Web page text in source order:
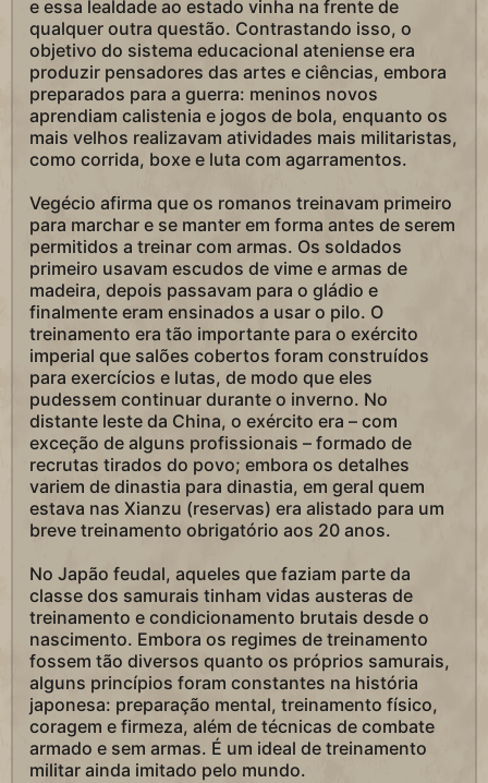
e essa lealdade ao estado vinha na frente de
qualquer outra questão. Contrastando isso, o
objetivo do sistema educacional ateniense era
produzir pensadores das artes e ciências, embora
preparados para a guerra: meninos novos
aprendiam calistenia e jogos de bola, enquanto os
mais velhos realizavam atividades mais militaristas,
como corrida, boxe e luta com agarramentos.
Vegécio afirma que os romanos treinavam primeiro
para marchar e se manter em forma antes de serem
permitidos a treinar com armas. Os soldados
primeiro usavam escudos de vime e armas de
madeira, depois passavam para o gládio e
finalmente eram ensinados a usar o pilo. O
treinamento era tão importante para o exército
imperial que salões cobertos foram construídos
para exercícios e lutas, de modo que eles
pudessem continuar durante o inverno. No
distante leste da China, o exército era – com
exceção de alguns profissionais – formado de
recrutas tirados do povo; embora os detalhes
variem de dinastia para dinastia, em geral quem
estava nas Xianzu (reservas) era alistado para um
breve treinamento obrigatório aos 20 anos.
No Japão feudal, aqueles que faziam parte da
classe dos samurais tinham vidas austeras de
treinamento e condicionamento brutais desde o
nascimento. Embora os regimes de treinamento
fossem tão diversos quanto os próprios samurais,
alguns princípios foram constantes na história
japonesa: preparação mental, treinamento físico,
coragem e firmeza, além de técnicas de combate
armado e sem armas. É um ideal de treinamento
militar ainda imitado pelo mundo.